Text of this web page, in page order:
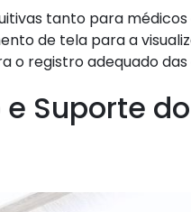
tanto para
de tela para a
o registro adequado
Suporte